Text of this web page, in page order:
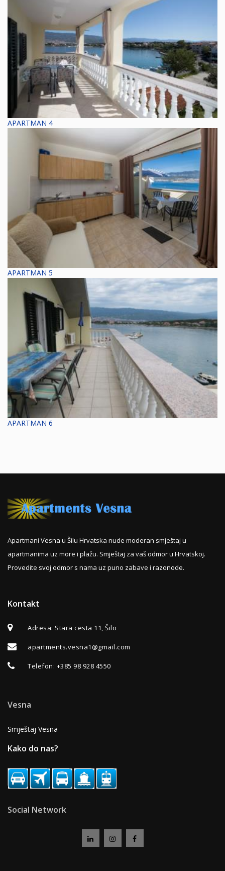
APARTMAN 4
APARTMAN 5
APARTMAN 6
Apartmani Vesna u Šilu Hrvatska nude moderan smještaj u
apartmanima uz more i plažu. Smještaj za vaš odmor u Hrvatskoj.
Provedite svoj odmor s nama uz puno zabave i razonode.
Kontakt
Adresa: Stara cesta 11, Šilo
apartments.vesna1@gmail.com
Telefon: +385 98 928 4550
Vesna
Smještaj Vesna
Kako do nas?
Social Network